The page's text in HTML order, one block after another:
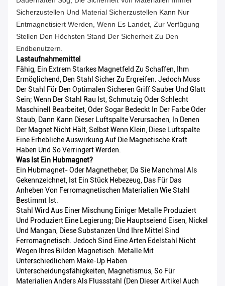
Sicherzustellen Und Material Sicherzustellen Kann Nur
Entmagnetisiert Werden, Wenn Es Landet, Zur Verfügung
Stellen Den Höchsten Stand Der Sicherheit Zu Den
Endbenutzern.
Lastaufnahmemittel
Fähig, Ein Extrem Starkes Magnetfeld Zu Schaffen, Ihm
Ermöglichend, Den Stahl Sicher Zu Ergreifen. Jedoch Muss
Der Stahl Für Den Optimalen Sicheren Griff Sauber Und Glatt
Sein; Wenn Der Stahl Rau Ist, Schmutzig Oder Schlecht
Maschinell Bearbeitet, Oder Sogar Bedeckt In Der Farbe Oder
Staub, Dann Kann Dieser Luftspalte Verursachen, In Denen
Der Magnet Nicht Hält, Selbst Wenn Klein, Diese Luftspalte
Eine Erhebliche Auswirkung Auf Die Magnetische Kraft
Haben Und So Verringert Werden.
Was Ist Ein Hubmagnet?
Ein Hubmagnet- Oder Magnetheber, Da Sie Manchmal Als
Gekennzeichnet, Ist Ein Stück Hebezeug, Das Für Das
Anheben Von Ferromagnetischen Materialien Wie Stahl
Bestimmt Ist.
Stahl Wird Aus Einer Mischung Einiger Metalle Produziert
Und Produziert Eine Legierung; Die Hauptseiend Eisen, Nickel
Und Mangan, Diese Substanzen Und Ihre Mittel Sind
Ferromagnetisch. Jedoch Sind Eine Arten Edelstahl Nicht
Wegen Ihres Bilden Magnetisch. Metalle Mit
Unterschiedlichem Make-Up Haben
Unterscheidungsfähigkeiten, Magnetismus, So Für
Materialien Anders Als Flussstahl (den Dieser Artikel Auch